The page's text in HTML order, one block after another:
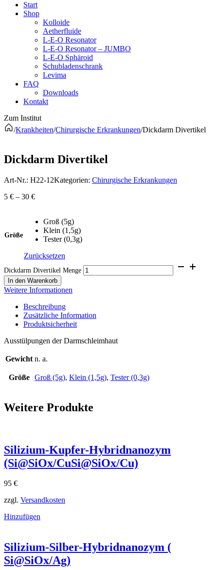
Start
Shop
Kolloide
Aetherfluide
L-E-O Resonator
L-E-O Resonator – JUMBO
L-E-O Sphäroid
Schubladenschrank
Levima
FAQ
Downloads
Kontakt
Zum Institut
/Krankheiten/Chirurgische Erkrankungen/Dickdarm Divertikel
Dickdarm Divertikel
Art-Nr.: H22-12Kategorien: Chirurgische Erkrankungen
5 € – 30 €
Größe
Groß (5g)
Klein (1,5g)
Tester (0,3g)
Zurücksetzen
Dickdarm Divertikel Menge
In den Warenkorb
Weitere Informationen
Beschreibung
Zusätzliche Information
Produktsicherheit
Ausstülpungen der Darmschleimhaut
Gewicht n. a.
Größe Groß (5g), Klein (1,5g), Tester (0,3g)
Weitere Produkte
Silizium-Kupfer-Hybridnanozym
(Si@SiOx/CuSi@SiOx​/Cu)
95 €
zzgl. Versandkosten
Hinzufügen
Silizium-Silber-Hybridnanozym (
Si@SiOx/Ag)